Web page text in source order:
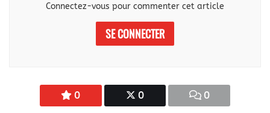
0 0 0
Connectez-vous pour commenter cet article
SE CONNECTER